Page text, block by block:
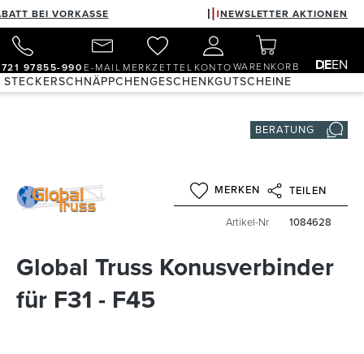
BEI VORKASSE NEWSLETTER AKTIONEN
97855-990 E-MAIL MERKZETTEL KONTOWARENKORB DEEN
SCHNÄPPCHENGESCHENKGUTSCHEINE
BERATUNG
MERKEN TEILEN
Artikel-Nr 1084628
Global Truss Konusverbinder
für F31 - F45